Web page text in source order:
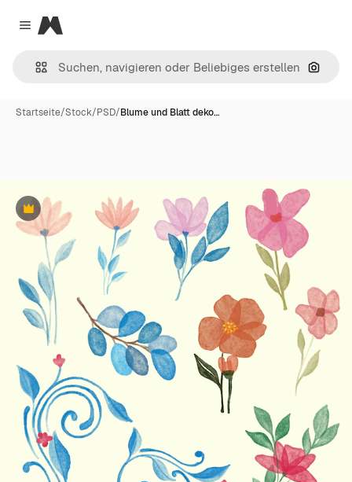
Close menu
Magnific
Nach
Startseite/Stock/PSD/Blume und Blatt deko…
Premium